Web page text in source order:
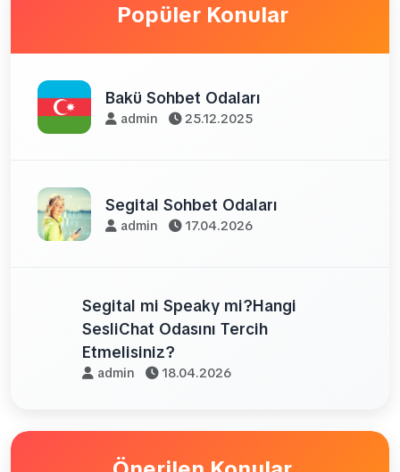
Popüler Konular
Bakü Sohbet Odaları
admin 25.12.2025
Segital Sohbet Odaları
admin 17.04.2026
Segital mi Speaky mi?Hangi
SesliChat Odasını Tercih
Etmelisiniz?
admin 18.04.2026